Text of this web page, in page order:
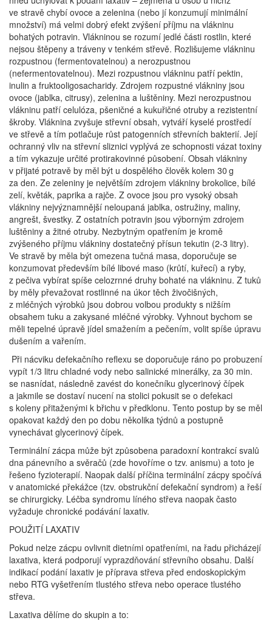
ve stravě chybí ovoce a zelenina (nebo jí konzumují minimální
množství) má velmi dobrý efekt zvýšení příjmu na vlákninu
bohatých potravin. Vlákninou se rozumí jedlé části rostlin, které
nejsou štěpeny a tráveny v tenkém střevě. Rozlišujeme vlákninu
rozpustnou (fermentovatelnou) a nerozpustnou
(nefermentovatelnou). Mezi rozpustnou vlákninu patří pektin,
inulin a fruktooligosacharidy. Zdrojem rozpustné vlákniny jsou
ovoce (jablka, citrusy), zelenina a luštěniny. Mezi nerozpustnou
vlákninu patří celulóza, pšeničné a kukuřičné otruby a rezistentní
škroby. Vláknina zvyšuje střevní obsah, vytváří kyselé prostředí
ve střevě a tím potlačuje růst patogenních střevních bakterií. Její
ochranný vliv na střevní sliznici vyplývá ze schopnosti vázat toxiny
a tím vykazuje určité protirakovinné působení. Obsah vlákniny
v přijaté potravě by měl být u dospělého člověk kolem 30 g
za den. Ze zeleniny je největším zdrojem vlákniny brokolice, bílé
zelí, květák, paprika a rajče. Z ovoce jsou pro vysoký obsah
vlákniny nejvýznamnější neloupaná jablka, ostružiny, maliny,
angrešt, švestky. Z ostatních potravin jsou výborným zdrojem
luštěniny a žitné otruby. Nezbytným opatřením je kromě
zvýšeného příjmu vlákniny dostatečný přísun tekutin (2-3 litry).
Ve stravě by měla být omezena tučná masa, doporučuje se
konzumovat především bílé libové maso (krůtí, kuřecí) a ryby,
z pečiva vybírat spíše celozrnné druhy bohaté na vlákninu. Z tuků
by měly převažovat rostlinné na úkor těch živočišných,
z mléčných výrobků jsou dobrou volbou produkty s nižším
obsahem tuku a zakysané mléčné výrobky. Vyhnout bychom se
měli tepelné úpravě jídel smažením a pečením, volit spíše úpravu
dušením a vařením.
Při nácviku defekačního reflexu se doporučuje ráno po probuzení
vypít 1/3 litru chladné vody nebo salinické minerálky, za 30 min.
se nasnídat, následně zavést do konečníku glycerinový čípek
a jakmile se dostaví nucení na stolici pokusit se o defekaci
s koleny přitaženými k břichu v předklonu. Tento postup by se měl
opakovat každý den po dobu několika týdnů a postupně
vynechávat glycerinový čípek.
Terminální zácpa může být způsobena paradoxní kontrakcí svalů
dna pánevního a svěračů (zde hovoříme o tzv. anismu) a toto je
řešeno fyzioterapií. Naopak další příčina terminální zácpy spočívá
v anatomické překážce (tzv. obstrukční defekační syndrom) a řeší
se chirurgicky. Léčba syndromu líného střeva naopak často
vyžaduje chronické podávání laxativ.
POUŽITÍ LAXATIV
Pokud nelze zácpu ovlivnit dietními opatřeními, na řadu přicházejí
laxativa, která podporují vyprazdňování střevního obsahu. Další
indikací podání laxativ je příprava střeva před endoskopickým
nebo RTG vyšetřením tlustého střeva nebo operace tlustého
střeva.
Laxativa dělíme do skupin a to: